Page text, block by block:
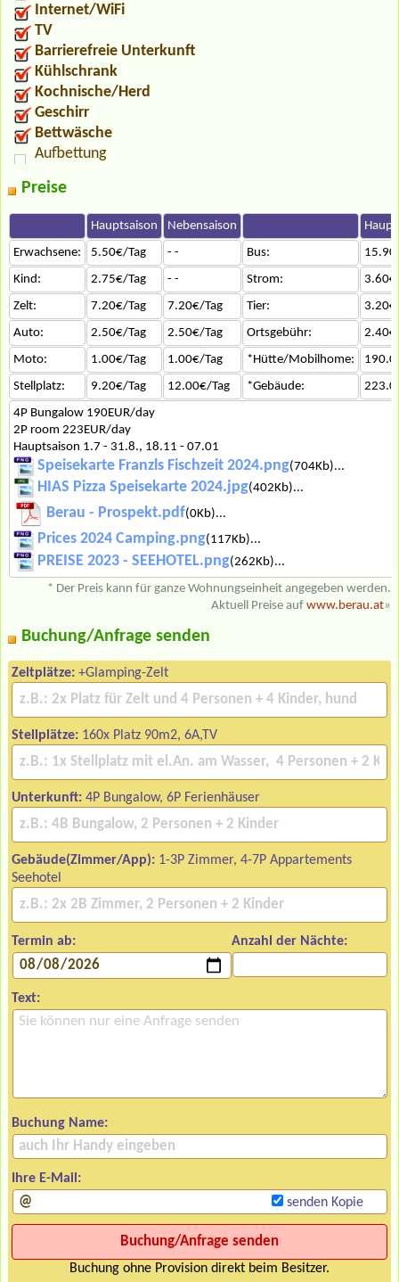
Internet/WiFi
TV
Barrierefreie Unterkunft
Kühlschrank
Kochnische/Herd
Geschirr
Bettwäsche
Aufbettung
Preise
Hauptsaison Nebensaison
Erwachsene:
5.50€/Tag - - Bus:
Kind:
2.75€/Tag - - Strom:
Zelt:
7.20€/Tag 7.20€/Tag Tier:
Auto:
2.50€/Tag 2.50€/Tag Ortsgebühr:
Moto:
1.00€/Tag 1.00€/Tag *Hütte/Mobilhome:
Stellplatz:
9.20€/Tag 12.00€/Tag *Gebäude:
4P Bungalow 190EUR/day
2P room 223EUR/day
Hauptsaison 1.7 - 31.8., 18.11 - 07.01
Speisekarte Franzls Fischzeit 2024.png(704Kb)...
HIAS Pizza Speisekarte 2024.jpg(402Kb)...
Berau - Prospekt.pdf(0Kb)...
Prices 2024 Camping.png(117Kb)...
PREISE 2023 - SEEHOTEL.png(262Kb)...
* Der Preis kann für ganze Wohnungseinheit angegeben werden.
Aktuell Preise auf www.berau.at»
Buchung/Anfrage senden
Zeltplätze: +Glamping-Zelt
Stellplätze: 160x Platz 90m2, 6A,TV
Unterkunft: 4P Bungalow, 6P Ferienhäuser
Gebäude(Zimmer/App): 1-3P Zimmer, 4-7P Appartements
Seehotel
Termin ab: Anzahl der Nächte:
Text:
Buchung Name:
Ihre E-Mail:
senden Kopie
Buchung ohne Provision direkt beim Besitzer.